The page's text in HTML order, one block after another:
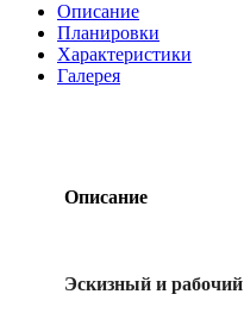
Описание
Планировки
Характеристики
Галерея
Описание
Эскизный и